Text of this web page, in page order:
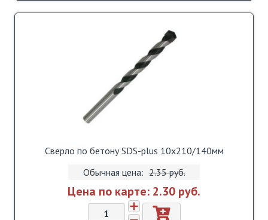
Сверло по бетону SDS-plus 10х210/140мм
Обычная цена: 2.35 pуб.
Цена по карте: 2.30 pуб.